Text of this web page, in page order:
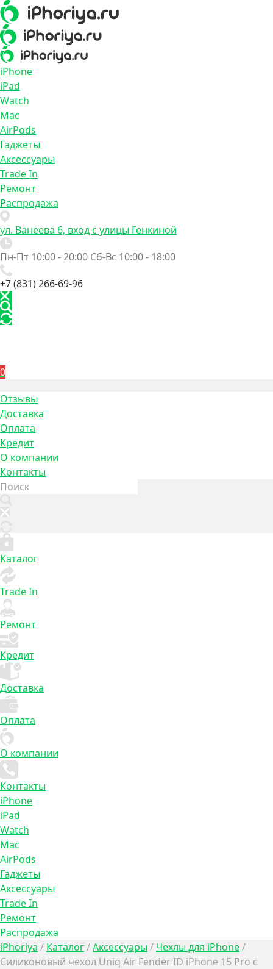
iPhone
iPad
Watch
Mac
AirPods
Гаджеты
Аксессуары
Trade In
Ремонт
Распродажа
ул. Ванеева 6, вход с улицы Генкиной
Пн-Пт 10:00 - 20:00 Сб-Вс 10:00 - 18:00
+7 (831) 266-69-96
0
Отзывы
Доставка
Оплата
Кредит
О компании
Контакты
Каталог
Trade In
Ремонт
Кредит
Доставка
Оплата
О компании
Контакты
iPhone
iPad
Watch
Mac
AirPods
Гаджеты
Аксессуары
Trade In
Ремонт
Распродажа
iPhoriya / Каталог/Аксессуары / Чехлы для iPhone/
Силиконовый чехол Uniq Air Fender ID iPhone 15 Pro с